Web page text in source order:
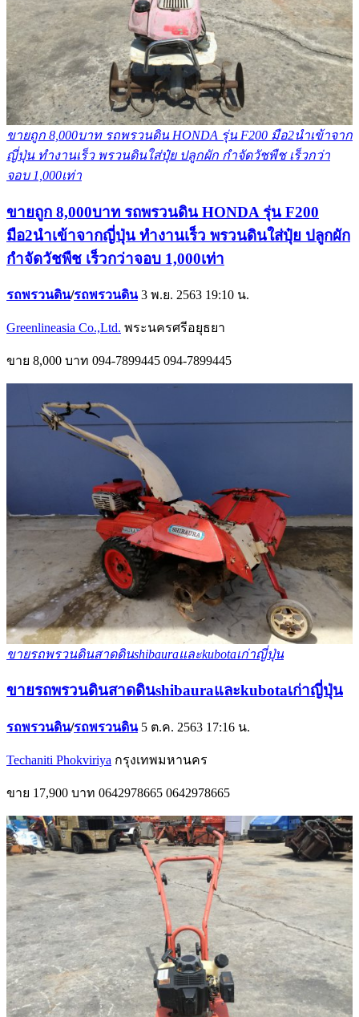
ขายถูก 8,000บาท รถพรวนดิน HONDA รุ่น F200 มือ2นำเข้าจาก
ญี่ปุ่น ทำงานเร็ว พรวนดินใส่ปุ๋ย ปลูกผัก กำจัดวัชพืช เร็วกว่า
จอบ 1,000เท่า
ขายถูก 8,000บาท รถพรวนดิน HONDA รุ่น F200
มือ2นำเข้าจากญี่ปุ่น ทำงานเร็ว พรวนดินใส่ปุ๋ย ปลูกผัก
กำจัดวัชพืช เร็วกว่าจอบ 1,000เท่า
รถพรวนดิน/รถพรวนดิน 3 พ.ย. 2563 19:10 น.
Greenlineasia Co.,Ltd. พระนครศรีอยุธยา
ขาย 8,000 บาท 094-7899445 094-7899445
ขายรถพรวนดินสาดดินshibauraและkubotaเก่าญี่ปุ่น
ขายรถพรวนดินสาดดินshibauraและkubotaเก่าญี่ปุ่น
รถพรวนดิน/รถพรวนดิน 5 ต.ค. 2563 17:16 น.
Techaniti Phokviriya กรุงเทพมหานคร
ขาย 17,900 บาท 0642978665 0642978665